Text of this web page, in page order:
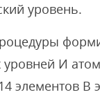
уровень.
уровней И
элементов В